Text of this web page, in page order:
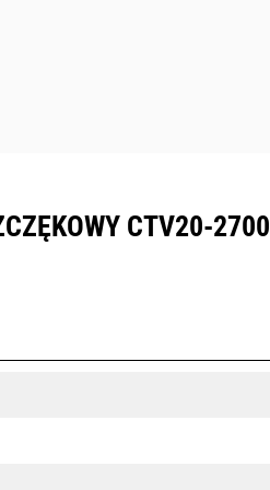
CTV20-2700